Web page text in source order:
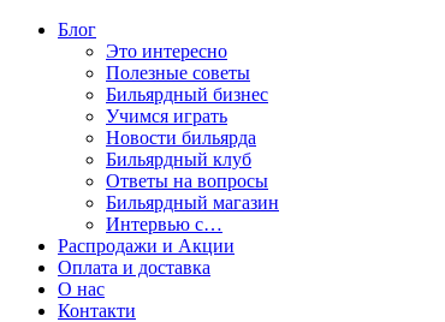
Блог
Это интересно
Полезные советы
Бильярдный бизнес
Учимся играть
Новости бильярда
Бильярдный клуб
Ответы на вопросы
Бильярдный магазин
Интервью с…
Распродажи и Акции
Оплата и доставка
О нас
Контакти